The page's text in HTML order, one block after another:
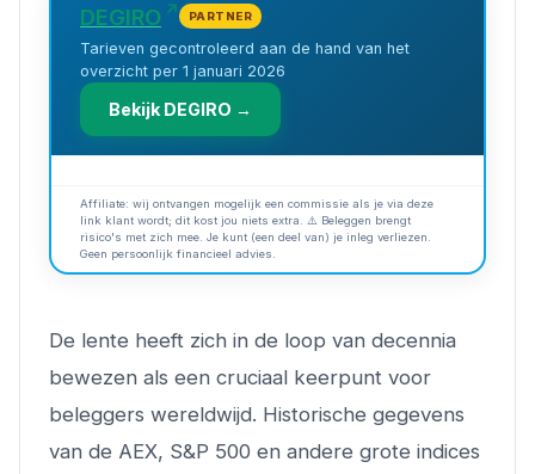
DEGIRO PARTNER
Tarieven gecontroleerd aan de hand van het
overzicht per 1 januari 2026
Bekijk DEGIRO →
Affiliate: wij ontvangen mogelijk een commissie als je via deze
link klant wordt; dit kost jou niets extra. ⚠️ Beleggen brengt
risico's met zich mee. Je kunt (een deel van) je inleg verliezen.
Geen persoonlijk financieel advies.
De lente heeft zich in de loop van decennia
bewezen als een cruciaal keerpunt voor
beleggers wereldwijd. Historische gegevens
van de AEX, S&P 500 en andere grote indices